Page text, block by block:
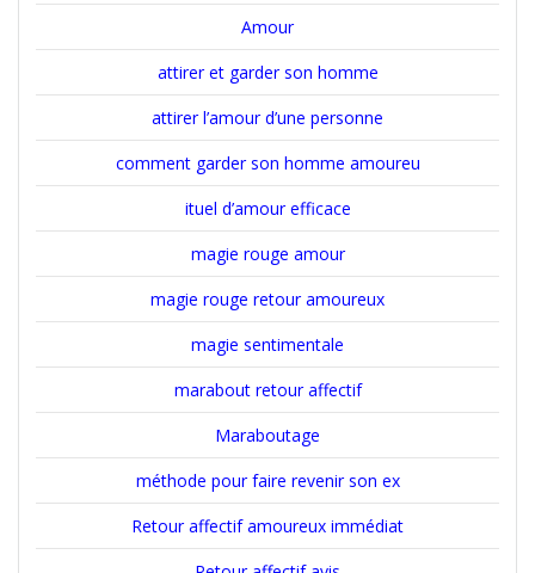
Amour
attirer et garder son homme
attirer l’amour d’une personne
comment garder son homme amoureu
ituel d’amour efficace
magie rouge amour
magie rouge retour amoureux
magie sentimentale
marabout retour affectif
Maraboutage
méthode pour faire revenir son ex
Retour affectif amoureux immédiat